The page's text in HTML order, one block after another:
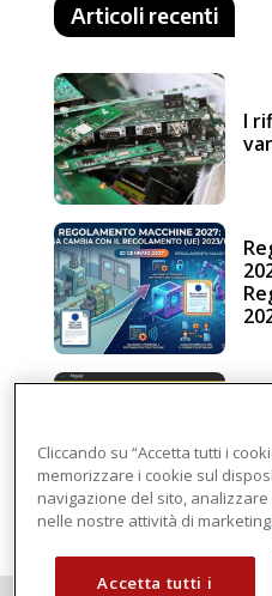
Articoli recenti
I
Cliccando su “Accetta tutti i
memorizzare i cookie sul
navigazione del sito,
nelle nostre attività di marketing.
Accetta tutti i